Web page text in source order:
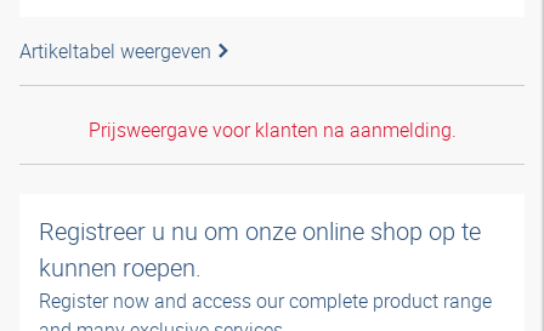
Artikeltabel weergeven
Prijsweergave voor klanten na aanmelding.
Registreer u nu om onze online shop op te
kunnen roepen.
Register now and access our complete product range